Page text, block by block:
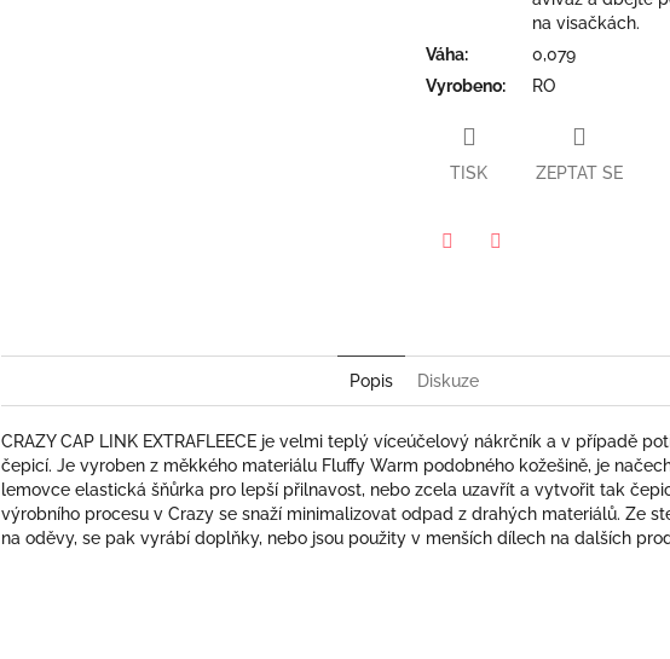
na visačkách.
Váha:
0,079
Vyrobeno: RO
TISK ZEPTAT SE
Popis Diskuze
CRAZY CAP LINK EXTRAFLEECE je velmi teplý víceúčelový nákrčník a v případě
čepicí. Je vyroben z měkkého materiálu Fluffy Warm podobného kožešině, je
lemovce elastická šňůrka pro lepší přilnavost, nebo zcela uzavřít a vytvořit tak
výrobního procesu v Crazy se snaží minimalizovat odpad z drahých materiálů. Ze
na oděvy, se pak vyrábí doplňky, nebo jsou použity v menších dílech na dalších